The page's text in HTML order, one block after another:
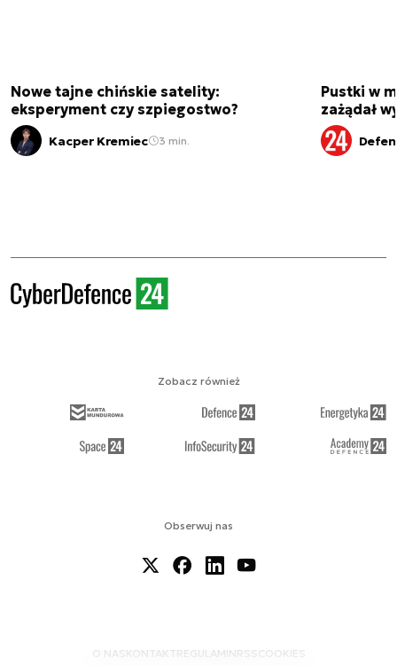
Nowe tajne chińskie satelity:
eksperyment czy szpiegostwo?
Kacper Kremiec 3 min.
Pustki w
zażądał
Obserwuj nas
O NAS KONTAKTREGULAMINRSS COOKIES
Zobacz również